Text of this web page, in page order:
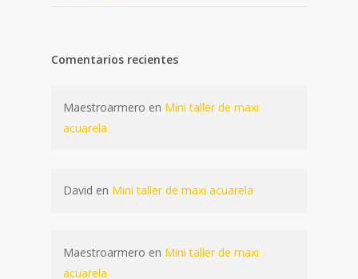
Comentarios recientes
Maestroarmero en Mini taller de maxi
acuarela
David en Mini taller de maxi acuarela
Maestroarmero en Mini taller de maxi
acuarela